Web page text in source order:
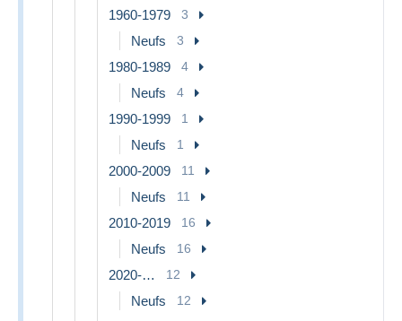
1960-1979 3
Neufs 3
1980-1989 4
Neufs 4
1990-1999 1
Neufs 1
2000-2009 11
Neufs 11
2010-2019 16
Neufs 16
2020-… 12
Neufs 12